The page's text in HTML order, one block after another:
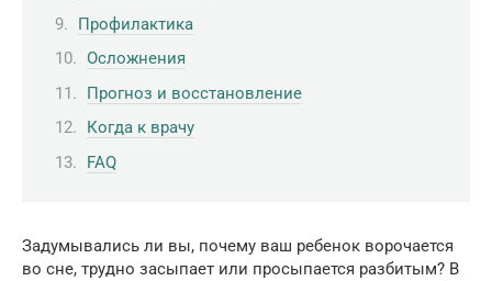
Профилактика
Осложнения
Прогноз и восстановление
Когда к врачу
FAQ
Задумывались ли вы, почему ваш ребенок ворочается
во сне, трудно засыпает или просыпается разбитым? В